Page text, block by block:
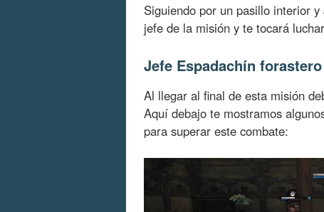
Siguiendo por un pasillo interior y
jefe de la misión y te tocará
Jefe Espadachín forastero
Al llegar al final de esta misión
Aquí debajo te mostramos
para superar este combate: